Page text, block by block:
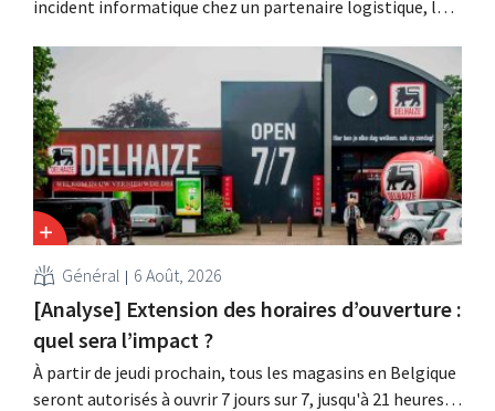
incident informatique chez un partenaire logistique, la
clients d'une fuite de données. Les données financières,
les noms d'utilisateur et les mots de passe n'ont pas été
affectés.
Général 6 Août, 2026
[Analyse] Extension des horaires d’ouverture :
quel sera l’impact ?
À partir de jeudi prochain, tous les magasins en Belgique
seront autorisés à ouvrir 7 jours sur 7, jusqu'à 21 heures.